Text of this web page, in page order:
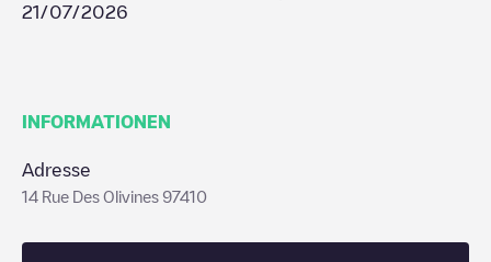
21/07/2026
INFORMATIONEN
Adresse
14 Rue Des Olivines 97410